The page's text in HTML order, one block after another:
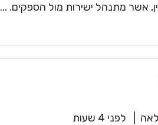
אשר מתנהל ישירות מול הספקים. ...
לפני 4 שעות